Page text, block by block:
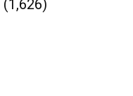
(1,626)